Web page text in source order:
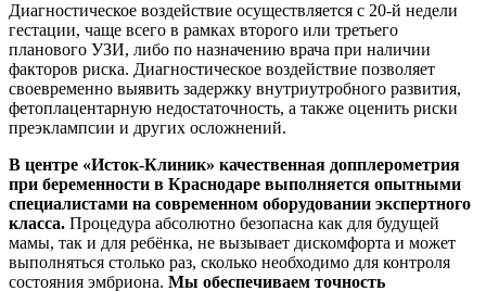
Диагностическое воздействие осуществляется с 20-й недели
гестации, чаще всего в рамках второго или третьего
планового УЗИ, либо по назначению врача при наличии
факторов риска. Диагностическое воздействие позволяет
своевременно выявить задержку внутриутробного развития,
фетоплацентарную недостаточность, а также оценить риски
преэклампсии и других осложнений.
В центре «Исток-Клиник» качественная допплерометрия
при беременности в Краснодаре выполняется опытными
специалистами на современном оборудовании экспертного
класса. Процедура абсолютно безопасна как для будущей
мамы, так и для ребёнка, не вызывает дискомфорта и может
выполняться столько раз, сколько необходимо для контроля
состояния эмбриона. Мы обеспечиваем точность